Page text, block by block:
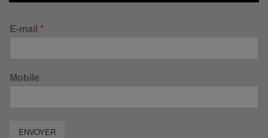
E-mail *
Mobile
ENVOYER